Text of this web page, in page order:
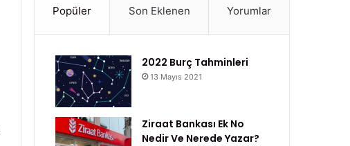
Popüler Son Eklenen Yorumlar
2022 Burç Tahminleri
13 Mayıs 2021
Ziraat Bankası Ek No
Nedir Ve Nerede Yazar?